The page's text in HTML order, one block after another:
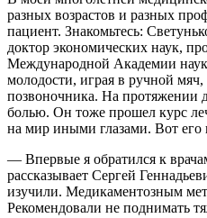
разных возрастов и разных
пациент. Знакомьтесь:
доктор экономических наук,
Международной Академии
молодости, играя в ручной
позвоночника. На протяжении
болью. Он тоже прошел курс
на мир иными глазами. Вот его
— Впервые я обратился к
рассказывает Сергей
изучили. Медикаментозным
Рекомендовали не поднимать